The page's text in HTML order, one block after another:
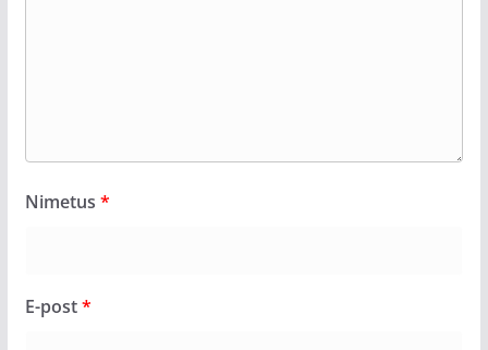
Nimetus *
E-post*